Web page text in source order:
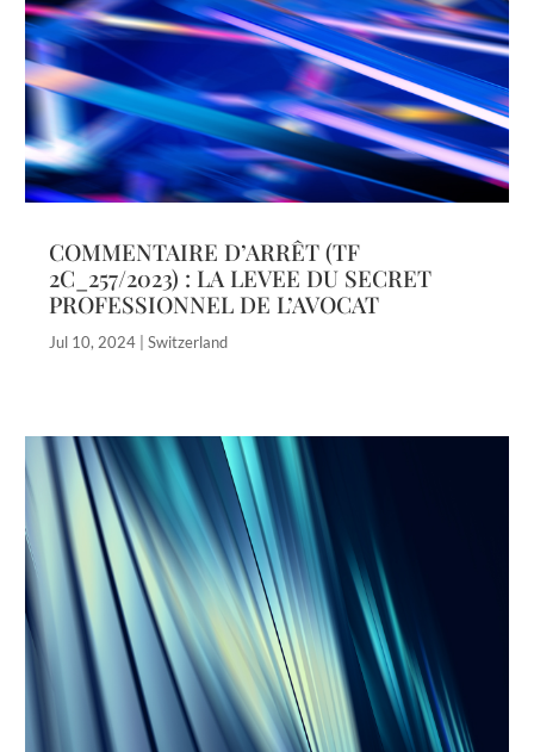
COMMENTAIRE D’ARRÊT (TF
2C_257/2023) : LA LEVEE DU SECRET
PROFESSIONNEL DE L’AVOCAT
Jul 10, 2024 |Switzerland